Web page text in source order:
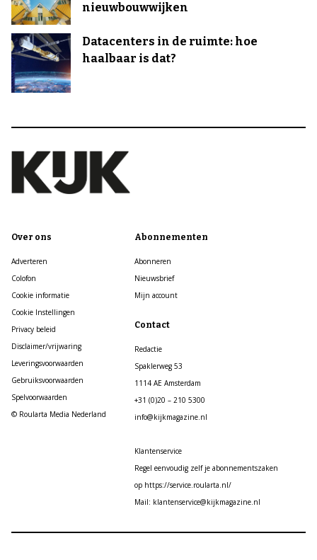
nieuwbouwwijken
Datacenters in de ruimte: hoe
haalbaar is dat?
Over ons
Adverteren
Colofon
Cookie informatie
Cookie Instellingen
Privacy beleid
Disclaimer/vrijwaring
Leveringsvoorwaarden
Gebruiksvoorwaarden
Spelvoorwaarden
© Roularta Media Nederland
Abonnementen
Abonneren
Nieuwsbrief
Mijn account
Contact
Redactie
Spaklerweg 53
1114 AE Amsterdam
+31 (0)20 – 210 5300
info@kijkmagazine.nl
Klantenservice
Regel eenvoudig zelf je abonnementszaken
op https://service.roularta.nl/
Mail: klantenservice@kijkmagazine.nl